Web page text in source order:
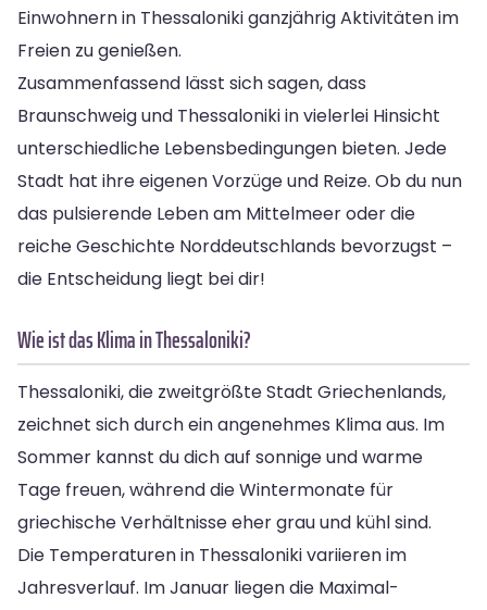
Einwohnern in Thessaloniki ganzjährig Aktivitäten im
Freien zu genießen.
Zusammenfassend lässt sich sagen, dass
Braunschweig und Thessaloniki in vielerlei Hinsicht
unterschiedliche Lebensbedingungen bieten. Jede
Stadt hat ihre eigenen Vorzüge und Reize. Ob du nun
das pulsierende Leben am Mittelmeer oder die
reiche Geschichte Norddeutschlands bevorzugst –
die Entscheidung liegt bei dir!
Wie ist das Klima in Thessaloniki?
Thessaloniki, die zweitgrößte Stadt Griechenlands,
zeichnet sich durch ein angenehmes Klima aus. Im
Sommer kannst du dich auf sonnige und warme
Tage freuen, während die Wintermonate für
griechische Verhältnisse eher grau und kühl sind.
Die Temperaturen in Thessaloniki variieren im
Jahresverlauf. Im Januar liegen die Maximal-